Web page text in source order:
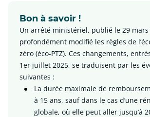
Bon à savoir !
Un arrêté ministériel, publié le 29 mars
profondément modifié les règles de
zéro (éco-PTZ). Ces changements,
1er juillet 2025, se traduisent par les
suivantes :
La durée maximale de
à 15 ans, sauf dans le cas d’une
globale, où elle peut aller jusqu’à